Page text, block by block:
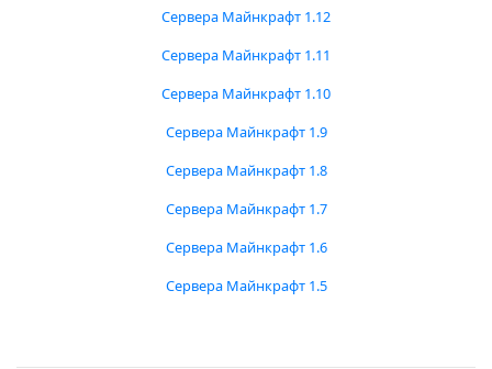
Сервера Майнкрафт 1.12
Сервера Майнкрафт 1.11
Сервера Майнкрафт 1.10
Сервера Майнкрафт 1.9
Сервера Майнкрафт 1.8
Сервера Майнкрафт 1.7
Сервера Майнкрафт 1.6
Сервера Майнкрафт 1.5